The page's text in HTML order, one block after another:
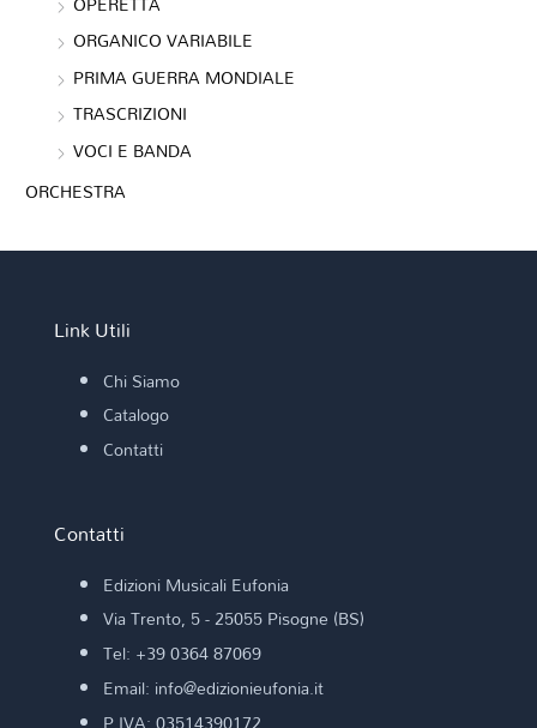
ORGANICO VARIABILE
PRIMA GUERRA MONDIALE
TRASCRIZIONI
VOCI E BANDA
ORCHESTRA
Link Utili
Chi Siamo
Catalogo
Contatti
Contatti
Edizioni Musicali Eufonia
Via Trento, 5 - 25055 Pisogne (BS)
Tel: +39 0364 87069
Email: info@edizionieufonia.it